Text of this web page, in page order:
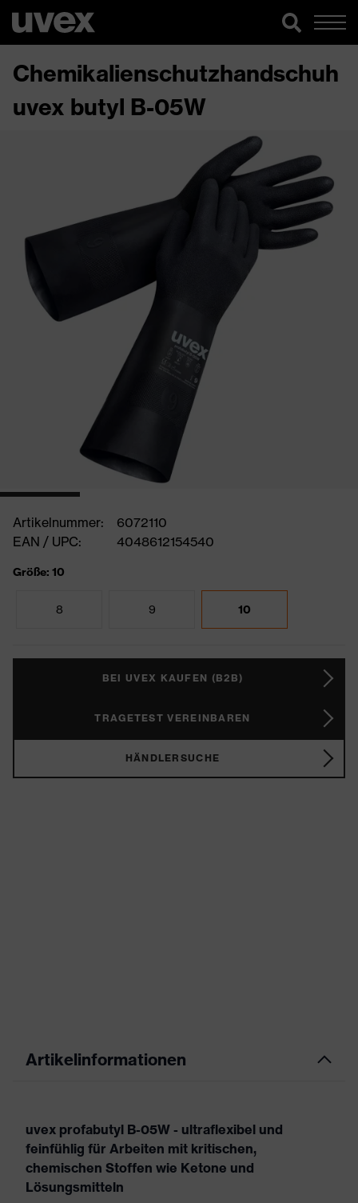
Chemikalienschutzhandschuh
uvex butyl B-05W
Artikelnummer:
6072110
EAN / UPC:
4048612154540
Größe: 10
8 9 10
BEI UVEX KAUFEN (B2B)
TRAGETEST VEREINBAREN
HÄNDLERSUCHE
Artikelinformationen
uvex profabutyl B-05W - ultraflexibel und
feinfühlig für Arbeiten mit kritischen,
chemischen Stoffen wie Ketone und
Lösungsmitteln